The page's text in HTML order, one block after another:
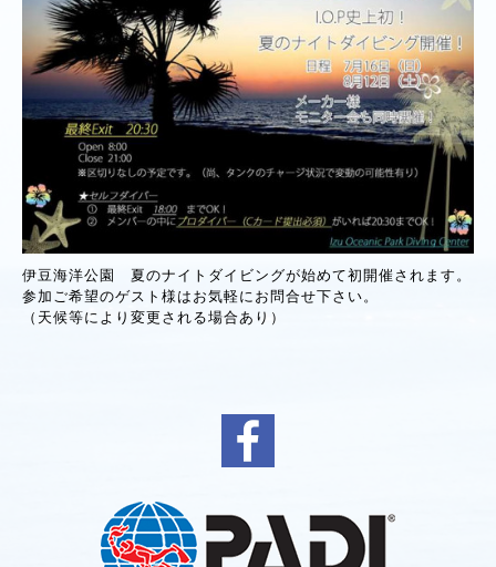
伊豆海洋公園 夏のナイトダイビングが始めて初開催されます。
参加ご希望のゲスト様はお気軽にお問合せ下さい。
（天候等により変更される場合あり）